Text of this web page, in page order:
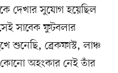
দেখার সুযোগ হয়েছিল
সাবেক ফুটবলার
শুনেছি, ব্রেকফাস্ট, লাঞ্চ
অহংকার নেই তাঁর